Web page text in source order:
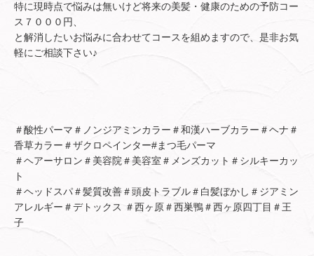
特に現時点で悩みは無いけど将来の美髪・健康のための予防コー
ス７０００円、
と解消したいお悩みに合わせてコースを組めますので、是非お気
軽にご相談下さい♪
＃酸性パーマ＃ノンジアミンカラー＃和漢ハーブカラー＃ヘナ＃
香草カラー＃ザクロペインター#まつ毛パーマ
＃ヘアーサロン＃美容院＃美容室＃メンズカット＃シルキーカッ
ト
＃ヘッドスパ＃髪質改善＃頭皮トラブル＃白髪ぼかし＃ジアミン
アレルギー＃デトックス ＃西ヶ原＃西巣鴨＃西ヶ原四丁目＃王
子